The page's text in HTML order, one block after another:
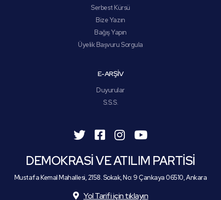
Serbest Kürsü
Bize Yazın
Bağış Yapın
Üyelik Başvuru Sorgula
E-ARŞİV
Duyurular
S.S.S.
DEMOKRASİ VE ATILIM PARTİSİ
Mustafa Kemal Mahallesi, 2158. Sokak, No: 9 Çankaya 06510, Ankara
Yol Tarifi için tıklayın